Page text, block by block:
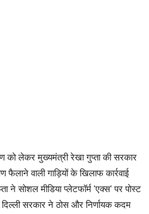
को लेकर मुख्यमंत्री रेखा गुप्ता की सरकार
वाली गाड़ियों के खिलाफ कार्रवाई
ने सोशल मीडिया प्लेटफॉर्म 'एक्स' पर पोस्ट
सरकार ने ठोस और निर्णायक कदम